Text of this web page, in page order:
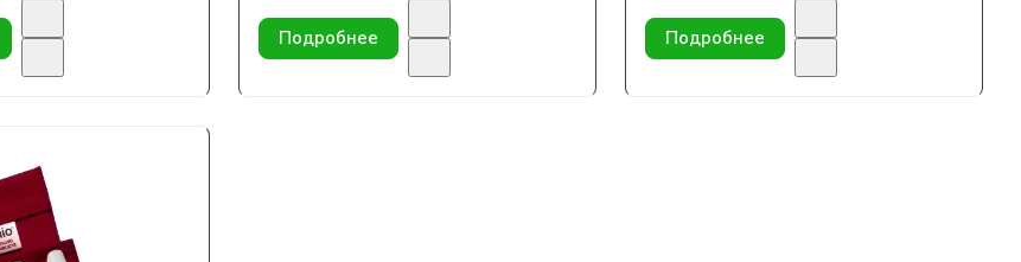
Подробнее Подробнее